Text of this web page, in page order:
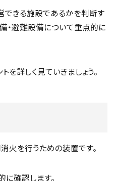
できる施設であるかを判断す
・避難設備について重点的に
を詳しく見ていきましょう。
を行うための装置です。
確認します。